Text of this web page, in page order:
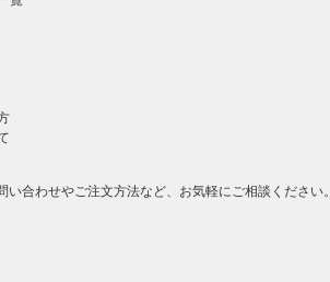
い合わせやご注文方法など、お気軽にご相談ください。